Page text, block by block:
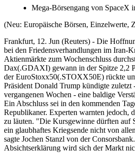
Mega-Börsengang von SpaceX
(Neu: Europäische Börsen, Einzelwerte,
Frankfurt, 12. Jun (Reuters) - Die
bei den Friedensverhandlungen im Iran-
Aktienmärkte zum Wochenschluss
Dax(.GDAXI) gewann in der Spitze 2,2
der EuroStoxx50(.STOXX50E) rückte
Präsident Donald Trump kündigte zuletzt
vergangenen Wochen - eine baldige
Ein Abschluss sei in den kommenden
Republikaner. Experten warnten jedoch,
zu läuten. "Die Kursgewinne dürften auf
ein glaubhaftes Kriegsende nicht von
sagte Jochen Stanzl von der
Absichtserklärung wird sich der Markt